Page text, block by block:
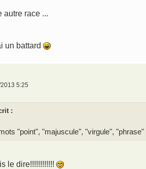
autre race ...
un battard
5:25
:
"point", "majuscule", "virgule", "phrase"
le dire!!!!!!!!!!!!